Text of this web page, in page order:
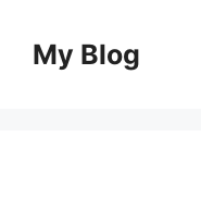
contentMy Blog